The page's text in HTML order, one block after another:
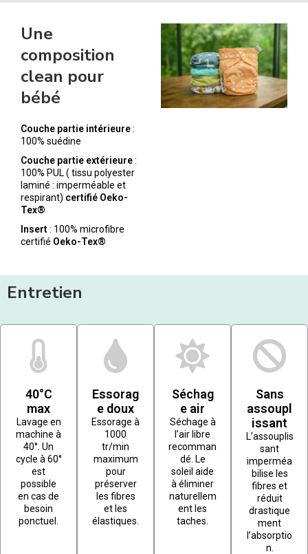
Une
composition
clean pour
bébé
Couche partie intérieure:
100% suédine
Couche partie extérieure:
100% PUL ( tissu polyester
laminé : imperméable et
respirant) certifié Oeko-
Tex®
Insert: 100% microfibre
certifié Oeko-Tex®
Entretien
40°C
max
Lavage en
machine à
40°. Un
cycle à 60°
est
possible
en cas de
besoin
ponctuel.
Essorag
e doux
Essorage à
1000
tr/min
maximum
pour
préserver
les fibres
et les
élastiques.
Séchag
e air
Séchage à
l’air libre
recomman
dé. Le
soleil aide
à éliminer
naturellem
ent les
taches.
Sans
assoupl
issant
L’assouplis
sant
imperméa
bilise les
fibres et
réduit
drastique
ment
l’absorptio
n.